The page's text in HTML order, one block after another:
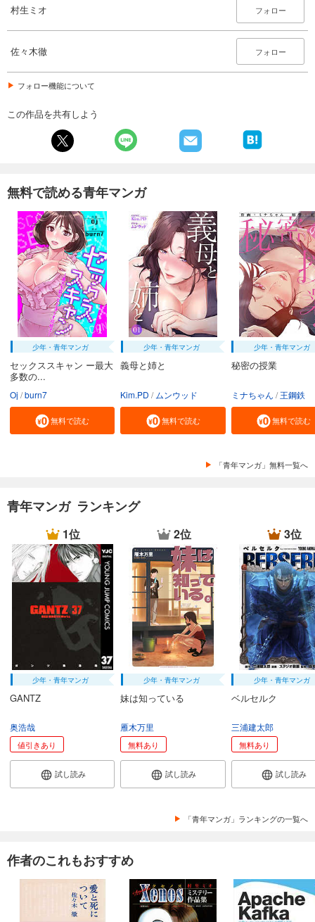
村生ミオ フォロー
佐々木徹 フォロー
フォロー機能について
この作品を共有しよう
無料で読める青年マンガ
少年・青年マンガ
セックススキャン ー最大
多数の...
Oj burn7
無料で読む
少年・青年マンガ
義母と姉と
Kim.PD ムンウッド
無料で読む
少年・青年マンガ
秘密の授業
ミナちゃん 王鋼鉄
無料で読む
「青年マンガ」無料一覧へ
青年マンガ ランキング
1位
少年・青年マンガ
GANTZ
奥浩哉
値引きあり
試し読み
2位
少年・青年マンガ
妹は知っている
雁木万里
無料あり
試し読み
3位
少年・青年マンガ
ベルセルク
三浦建太郎
無料あり
試し読み
「青年マンガ」ランキングの一覧へ
作者のこれもおすすめ